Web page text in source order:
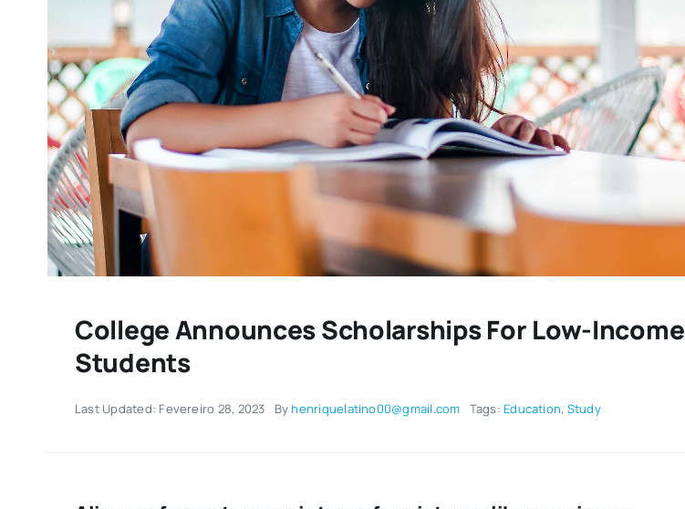
College Announces Scholarships For Low-Income
Students
Last Updated: Fevereiro 28, 2023 Byhenriquelatino00@gmail.com Tags:Education, Study